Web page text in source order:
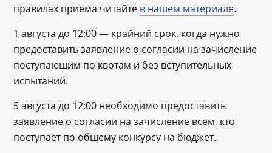
правилах приема читайте в нашем материале.
1 августа до 12:00 ― крайний срок, когда нужно
предоставить заявление о согласии на зачисление
поступающим по квотам и без вступительных
испытаний.
5 августа до 12:00 необходимо предоставить
заявление о согласии на зачисление всем, кто
поступает по общему конкурсу на бюджет.